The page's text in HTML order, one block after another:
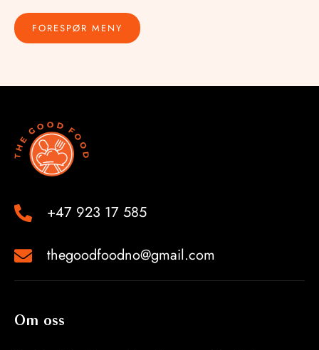
FORESPØR MENY
+47 923 17 585
thegoodfoodno@gmail.com
Om oss